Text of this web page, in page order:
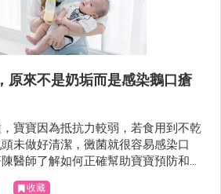
原來不是奶垢而是感染鵝口瘡
寶寶因為抵抗力較弱，若食用到不乾
未做好清潔，黴菌就很容易感染口
醫師了解如何正確幫助寶寶預防和治
收藏